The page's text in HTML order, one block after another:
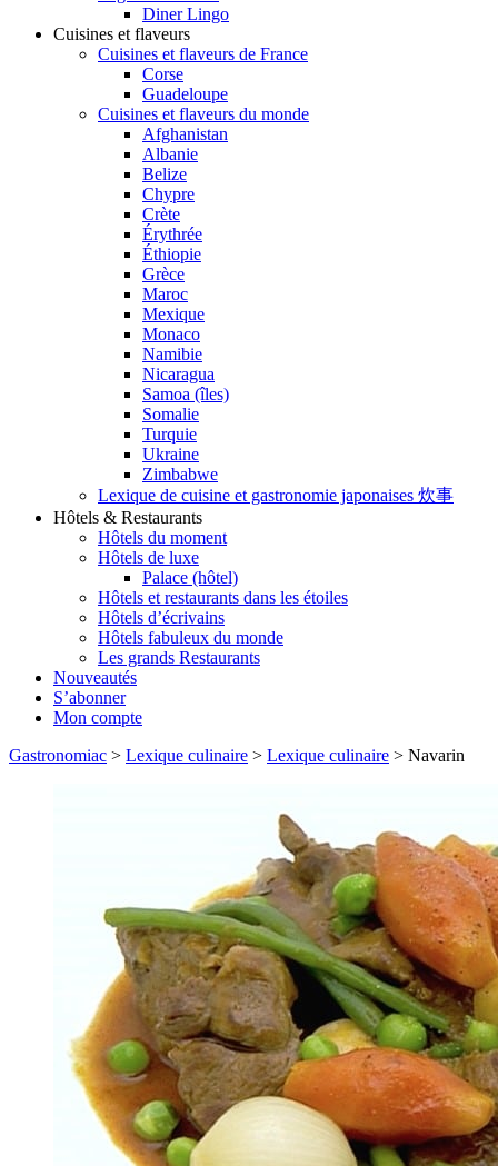
Diner Lingo
Cuisines et flaveurs
Cuisines et flaveurs de France
Corse
Guadeloupe
Cuisines et flaveurs du monde
Afghanistan
Albanie
Belize
Chypre
Crète
Érythrée
Éthiopie
Grèce
Maroc
Mexique
Monaco
Namibie
Nicaragua
Samoa (îles)
Somalie
Turquie
Ukraine
Zimbabwe
Lexique de cuisine et gastronomie japonaises 炊事
Hôtels & Restaurants
Hôtels du moment
Hôtels de luxe
Palace (hôtel)
Hôtels et restaurants dans les étoiles
Hôtels d’écrivains
Hôtels fabuleux du monde
Les grands Restaurants
Nouveautés
S’abonner
Mon compte
Gastronomiac > Lexique culinaire > Lexique culinaire > Navarin